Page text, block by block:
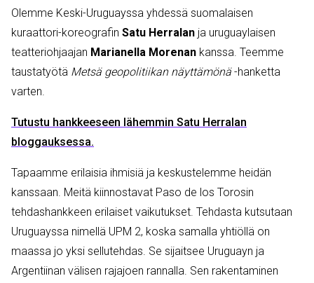
Olemme Keski-Uruguayssa yhdessä suomalaisen
kuraattori-koreografin Satu Herralan ja uruguaylaisen
teatteriohjaajan Marianella Morenan kanssa. Teemme
taustatyötä Metsä geopolitiikan näyttämönä-hanketta
varten.
Tutustu hankkeeseen lähemmin Satu Herralan
bloggauksessa.
Tapaamme erilaisia ihmisiä ja keskustelemme heidän
kanssaan. Meitä kiinnostavat Paso de los Torosin
tehdashankkeen erilaiset vaikutukset. Tehdasta kutsutaan
Uruguayssa nimellä UPM 2, koska samalla yhtiöllä on
maassa jo yksi sellutehdas. Se sijaitsee Uruguayn ja
Argentiinan välisen rajajoen rannalla. Sen rakentaminen